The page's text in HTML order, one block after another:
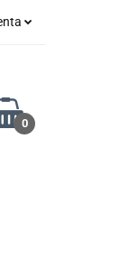
się
0